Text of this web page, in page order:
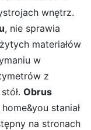
wnętrz.
, nie sprawia
materiałów
w
z
Obrus
staniał
na stronach